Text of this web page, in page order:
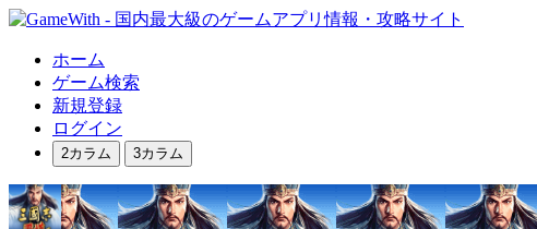
ホーム
ゲーム検索
新規登録
ログイン
2カラム 3カラム